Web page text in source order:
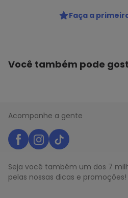
Colecao : LOVE BASICS
Faça a
Você também pode
Acompanhe a gente
Seja você também um dos 7
pelas nossas dicas e promoções!